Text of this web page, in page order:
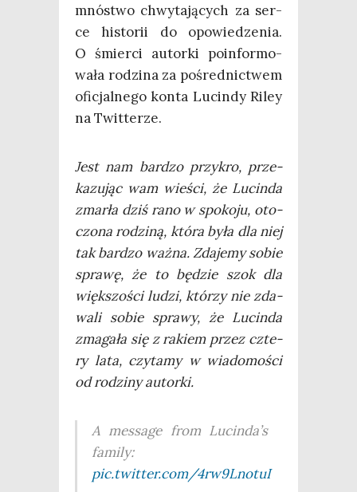
mnó­stwo chwy­ta­ją­cych za ser­
ce histo­rii do opo­wie­dze­nia.
O śmier­ci autor­ki poin­for­mo­
wa­ła rodzi­na za pośred­nic­twem
ofi­cjal­ne­go kon­ta Lucin­dy Riley
na Twitterze.
Jest nam bar­dzo przy­kro, prze­
ka­zu­jąc wam wie­ści, że Lucin­da
zmar­ła dziś rano w spo­ko­ju, oto­
czo­na rodzi­ną, któ­ra była dla niej
tak bar­dzo waż­na. Zda­je­my sobie
spra­wę, że to będzie szok dla
więk­szo­ści ludzi, któ­rzy nie zda­
wa­li sobie spra­wy, że Lucin­da
zma­ga­ła się z rakiem przez czte­
ry lata, czy­ta­my w wia­do­mo­ści
od rodzi­ny autorki.
A mes­sa­ge from Lucinda’s
fami­ly:
pic.twitter.com/4rw9LnotuI